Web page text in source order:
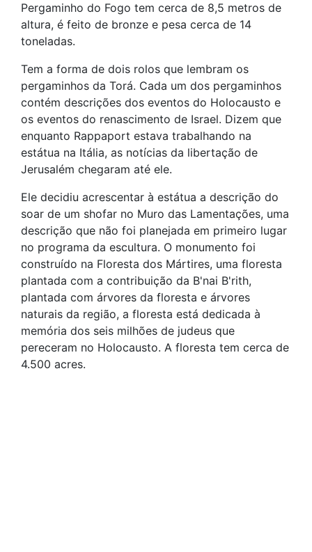
Pergaminho do Fogo tem cerca de 8,5 metros de
altura, é feito de bronze e pesa cerca de 14
toneladas.
Tem a forma de dois rolos que lembram os
pergaminhos da Torá. Cada um dos pergaminhos
contém descrições dos eventos do Holocausto e
os eventos do renascimento de Israel. Dizem que
enquanto Rappaport estava trabalhando na
estátua na Itália, as notícias da libertação de
Jerusalém chegaram até ele.
Ele decidiu acrescentar à estátua a descrição do
soar de um shofar no Muro das Lamentações, uma
descrição que não foi planejada em primeiro lugar
no programa da escultura. O monumento foi
construído na Floresta dos Mártires, uma floresta
plantada com a contribuição da B'nai B'rith,
plantada com árvores da floresta e árvores
naturais da região, a floresta está dedicada à
memória dos seis milhões de judeus que
pereceram no Holocausto. A floresta tem cerca de
4.500 acres.